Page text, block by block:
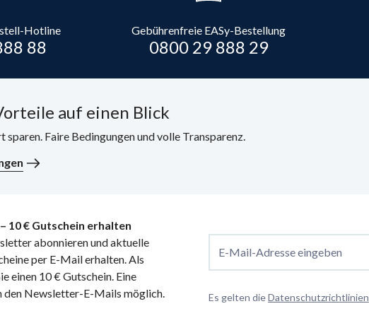
Hotline
88
Gebührenfreie EASy-Bestellung
0800 29 888 29
auf einen Blick
sparen. Faire Bedingungen und volle Transparenz.
10 € Gutschein erhalten
abonnieren und aktuelle
per E-Mail erhalten. Als
einen 10 € Gutschein. Eine
den Newsletter-E-Mails möglich.
E-Mail-Adresse eingeben
Es gelten dieDatenschutzrichtlinien